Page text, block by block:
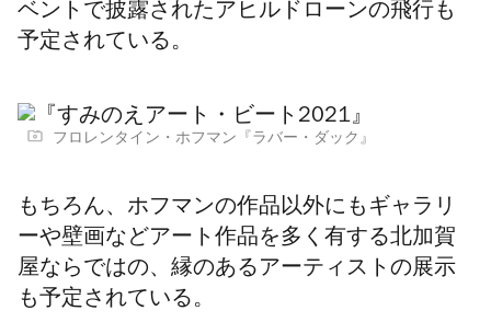
ベントで披露されたアヒルドローンの飛行も
予定されている。
フロレンタイン・ホフマン『ラバー・ダック』
もちろん、ホフマンの作品以外にもギャラリ
ーや壁画などアート作品を多く有する北加賀
屋ならではの、縁のあるアーティストの展示
も予定されている。